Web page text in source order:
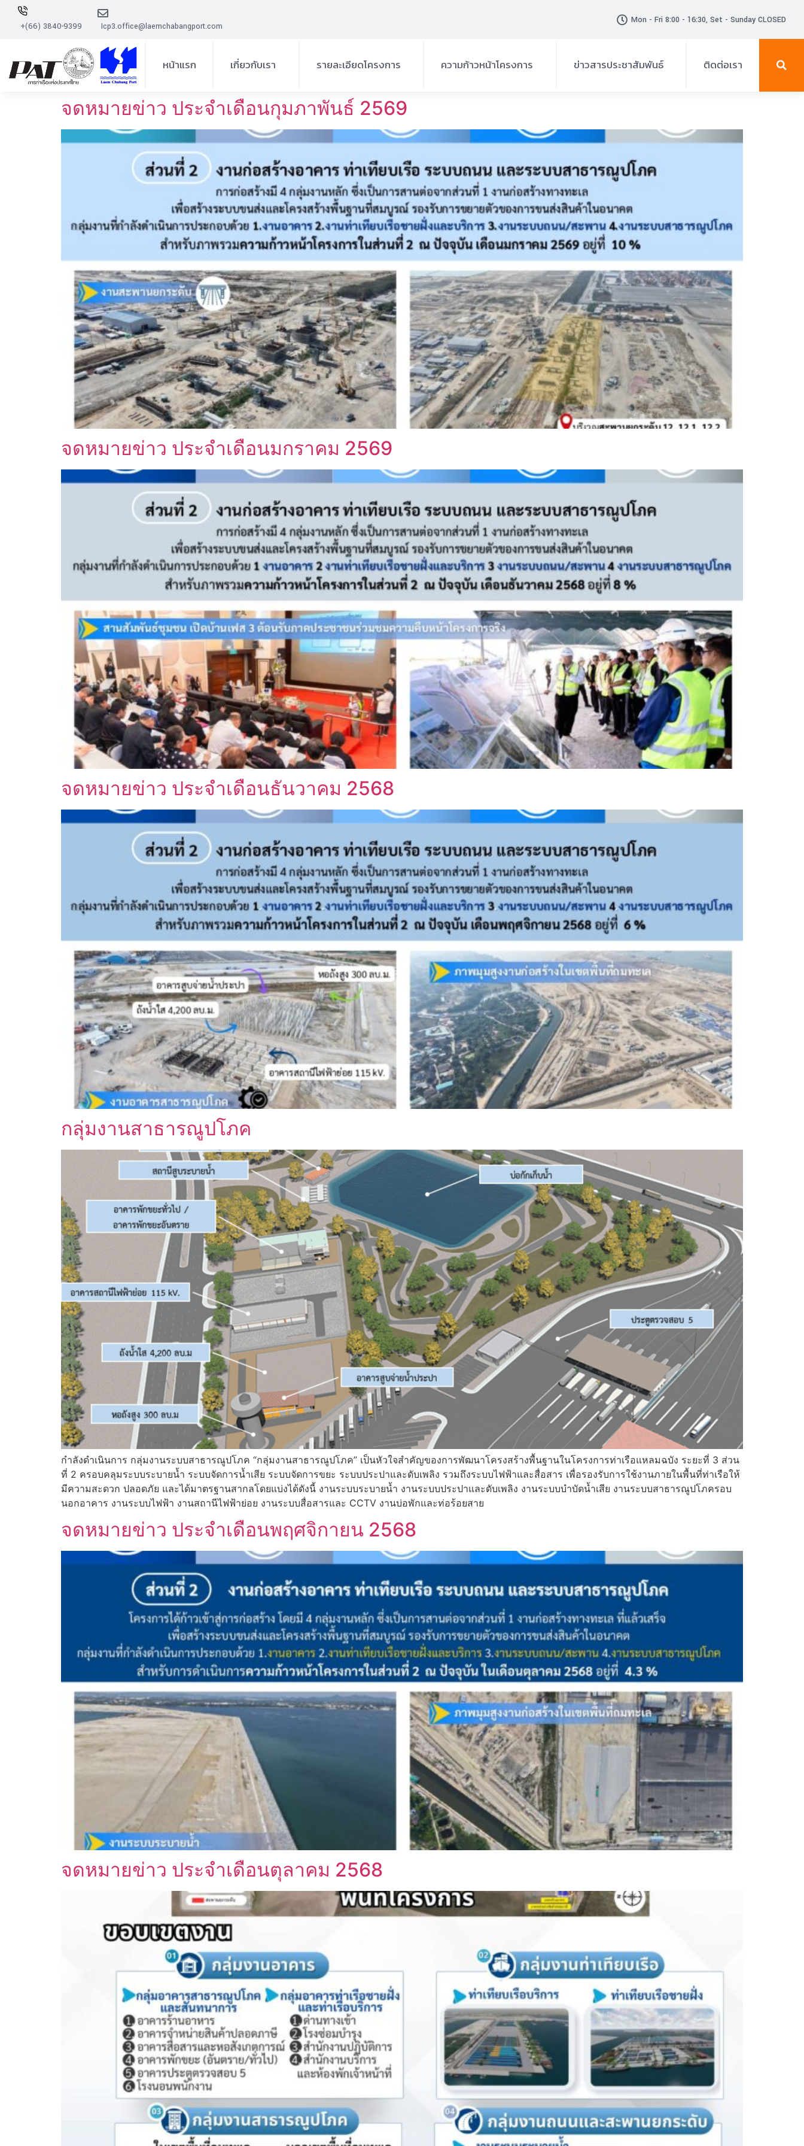
+(66) 3840-9399 Icp3.office@laemchabangport.com
Mon - Fri 8:00 - 16:30, Set - Sunday CLOSED
หน้าแรก เกี่ยวกับเรา
ความเป็นมาโครงการ
การบริหารโครงการ
รายละเอียดโครงการ
ที่ตั้งโครงการ
องค์ประกอบโครงการ
เป้าหมายของโครงการฯ
ความก้าวหน้าโครงการ ข่าวสารประชาสัมพันธ์
แผ่นพับ
วีดิทัศน์
ประกาศรับสมัครงาน
ติดต่อเรา
จดหมายข่าว ประจำเดือนกุมภาพันธ์ 2569
จดหมายข่าว ประจำเดือนมกราคม 2569
จดหมายข่าว ประจำเดือนธันวาคม 2568
กลุ่มงานสาธารณูปโภค
กำลังดำเนินการ กลุ่มงานระบบสาธารณูปโภค “กลุ่มงานสาธารณูปโภค” เป็นหัวใจสำคัญของการพัฒนาโครงสร้างพื้นฐานในโครงการท่าเรือแหลมฉบัง ระยะที่ 3 ส่วน
ที่ 2 ครอบคลุมระบบระบายน้ำ ระบบจัดการน้ำเสีย ระบบจัดการขยะ ระบบประปาและดับเพลิง รวมถึงระบบไฟฟ้าและสื่อสาร เพื่อรองรับการใช้งานภายในพื้นที่ท่าเรือให้
มีความสะดวก ปลอดภัย และได้มาตรฐานสากลโดยแบ่งได้ดังนี้ งานระบบระบายน้ำ งานระบบประปาและดับเพลิง งานระบบบำบัดน้ำเสีย งานระบบสาธารณูปโภครอบ
นอกอาคาร งานระบบไฟฟ้า งานสถานีไฟฟ้าย่อย งานระบบสื่อสารและ CCTV งานบ่อพักและท่อร้อยสาย
จดหมายข่าว ประจำเดือนพฤศจิกายน 2568
จดหมายข่าว ประจำเดือนตุลาคม 2568